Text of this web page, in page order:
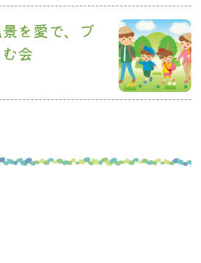
を愛で、ブ
会